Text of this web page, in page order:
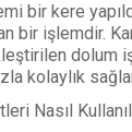
bir kere
bir işlemdir.
dolum
kolaylık
Nasıl